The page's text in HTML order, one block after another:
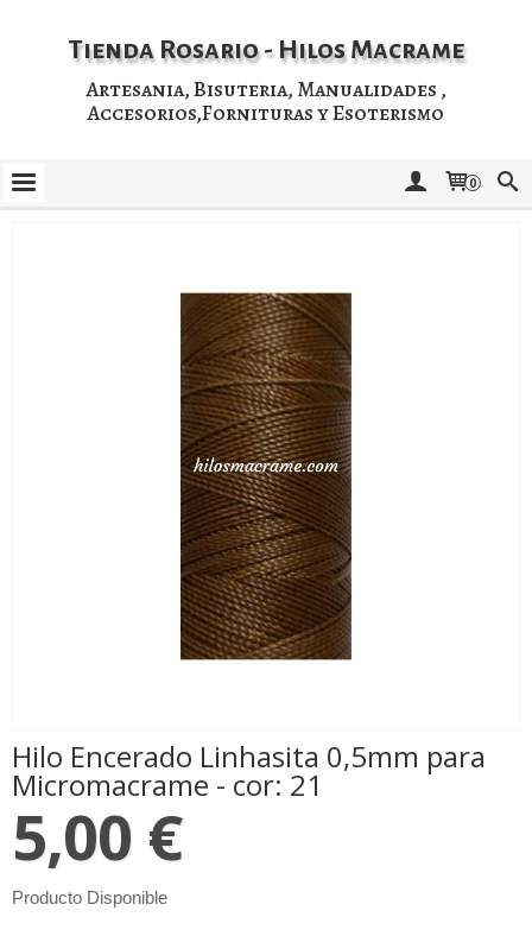
Tienda Rosario - Hilos Macrame
Artesania, Bisuteria, Manualidades ,
Accesorios,Fornituras y Esoterismo
0
Hilo Encerado Linhasita 0,5mm para
Micromacrame - cor: 21
5,00 €
Producto Disponible